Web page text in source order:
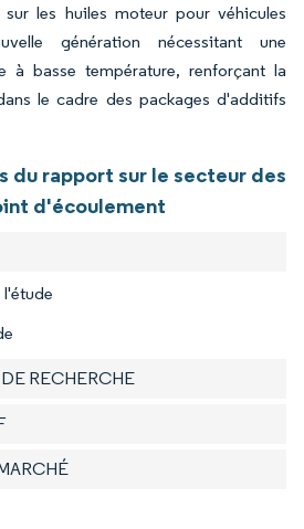
les huiles moteur pour véhicules
génération nécessitant une
à basse température, renforçant la
le cadre des packages d'additifs
du rapport sur le secteur des
d'écoulement
l'étude
RECHERCHE